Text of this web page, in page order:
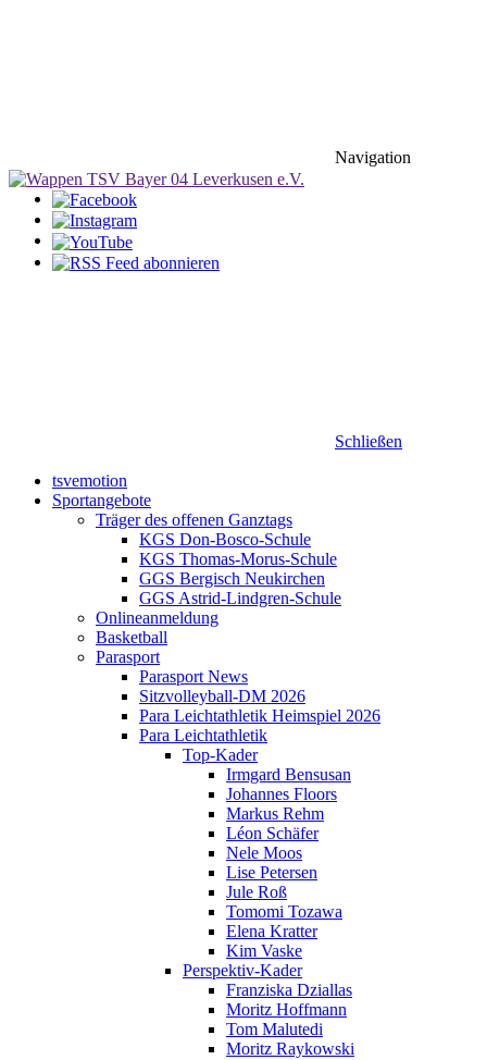
Navigation
Schließen
tsvemotion
Sportangebote
Träger des offenen Ganztags
KGS Don-Bosco-Schule
KGS Thomas-Morus-Schule
GGS Bergisch Neukirchen
GGS Astrid-Lindgren-Schule
Onlineanmeldung
Basketball
Parasport
Parasport News
Sitzvolleyball-DM 2026
Para Leichtathletik Heimspiel 2026
Para Leichtathletik
Top-Kader
Irmgard Bensusan
Johannes Floors
Markus Rehm
Léon Schäfer
Nele Moos
Lise Petersen
Jule Roß
Tomomi Tozawa
Elena Kratter
Kim Vaske
Perspektiv-Kader
Franziska Dziallas
Moritz Hoffmann
Tom Malutedi
Moritz Raykowski